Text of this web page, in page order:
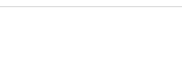
よくある令嬢転生だと思ったのに
僕のカノジョ先生 17